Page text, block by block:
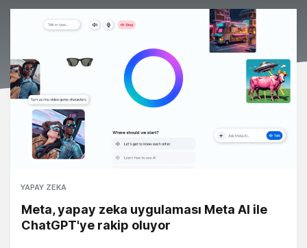
YAPAY ZEKA
Meta, yapay zeka uygulaması Meta AI ile
ChatGPT'ye rakip oluyor